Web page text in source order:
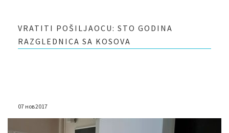
VRATITI POŠILJAOCU: STO GODINA
RAZGLEDNICA SA KOSOVA
07 нов 2017